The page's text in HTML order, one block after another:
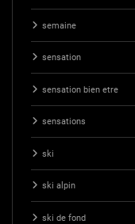
semaine
sensation
sensation bien etre
sensations
ski
ski alpin
ski de fond